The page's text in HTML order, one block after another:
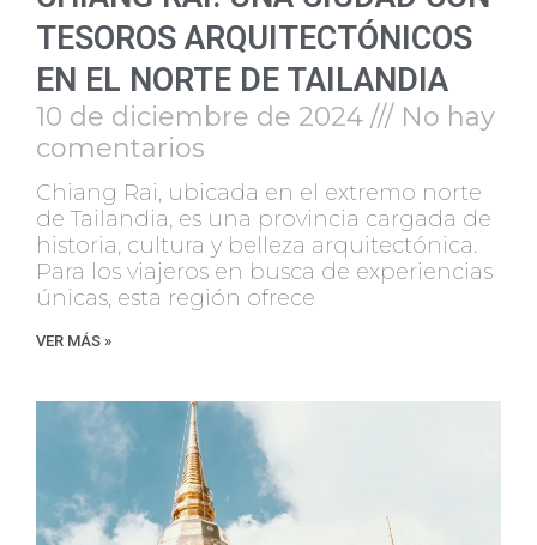
TESOROS ARQUITECTÓNICOS
EN EL NORTE DE TAILANDIA
10 de diciembre de 2024
No hay
comentarios
Chiang Rai, ubicada en el extremo norte
de Tailandia, es una provincia cargada de
historia, cultura y belleza arquitectónica.
Para los viajeros en busca de experiencias
únicas, esta región ofrece
VER MÁS »